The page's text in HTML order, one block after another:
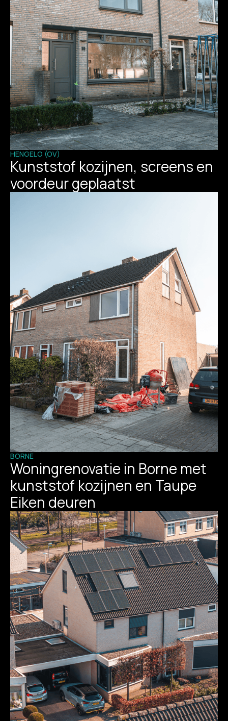
HENGELO (OV)
Kunststof kozijnen, screens en
voordeur geplaatst
BORNE
Woningrenovatie in Borne met
kunststof kozijnen en Taupe
Eiken deuren